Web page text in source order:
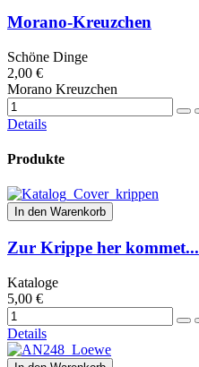
Morano-Kreuzchen
Schöne Dinge
2,00 €
Morano Kreuzchen
Details
Produkte
In den Warenkorb
Zur Krippe her kommet...
Kataloge
5,00 €
Details